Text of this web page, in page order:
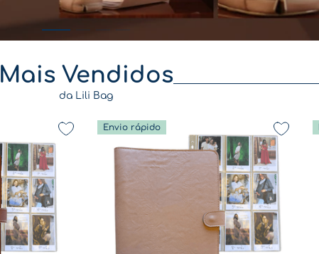
Mais Vendidos
da Lili Bag
Envio rápido